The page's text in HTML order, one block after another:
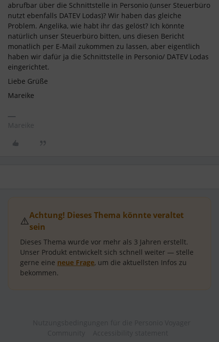
abrufbar über die Schnittstelle in Personio (unser Steuerbüro
nutzt ebenfalls DATEV Lodas)? Wir haben das gleiche
Problem. Angelika, wie habt ihr das gelöst? Ich könnte
natürlich unser Steuerbüro bitten, uns diesen Bericht
monatlich per E-Mail zukommen zu lassen, aber eigentlich
haben wir dafür ja die Schnittstelle in Personio/ DATEV Lodas
eingerichtet.
Liebe Grüße
Mareike
Mareike
⚠️Achtung! Dieses Thema könnte veraltet
sein
Dieses Thema wurde vor mehr als 3 Jahren erstellt.
Unser Produkt entwickelt sich schnell weiter — stelle
gerne eine neue Frage, um die aktuellsten Infos zu
bekommen.